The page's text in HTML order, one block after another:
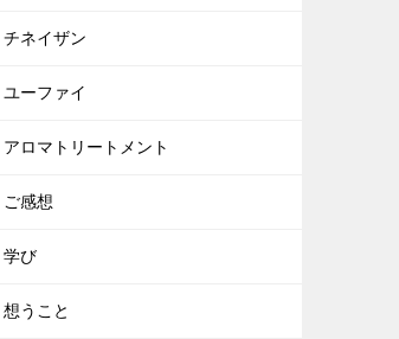
チネイザン
ユーファイ
アロマトリートメント
ご感想
学び
想うこと